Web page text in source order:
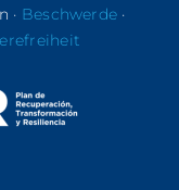
· Beschwerde ·